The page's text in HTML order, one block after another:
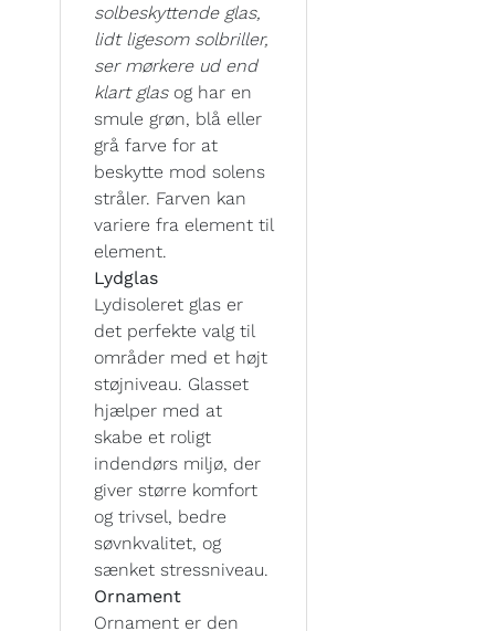
solbeskyttende glas,
lidt ligesom solbriller,
ser mørkere ud end
klart glasog har en
smule grøn, blå eller
grå farve for at
beskytte mod solens
stråler. Farven kan
variere fra element til
element.
Lydglas
Lydisoleret glas er
det perfekte valg til
områder med et højt
støjniveau. Glasset
hjælper med at
skabe et roligt
indendørs miljø, der
giver større komfort
og trivsel, bedre
søvnkvalitet, og
sænket stressniveau.
Ornament
Ornament er den